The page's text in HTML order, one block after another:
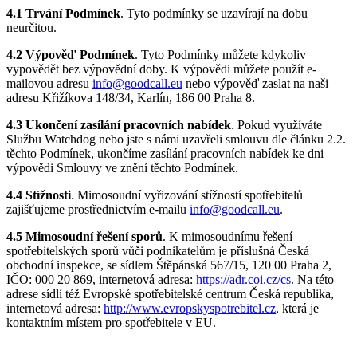
4.1 Trvání Podmínek. Tyto podmínky se uzavírají na dobu
neurčitou.
4.2 Výpověď Podmínek. Tyto Podmínky můžete kdykoliv
vypovědět bez výpovědní doby. K výpovědi můžete použít e-
mailovou adresu info@goodcall.eu nebo výpověď zaslat na naši
adresu Křižíkova 148/34, Karlín, 186 00 Praha 8.
4.3 Ukončení zasílání pracovních nabídek. Pokud využíváte
Službu Watchdog nebo jste s námi uzavřeli smlouvu dle článku 2.2.
těchto Podmínek, ukončíme zasílání pracovních nabídek ke dni
výpovědi Smlouvy ve znění těchto Podmínek.
4.4 Stížnosti. Mimosoudní vyřizování stížností spotřebitelů
zajišťujeme prostřednictvím e-mailu info@goodcall.eu.
4.5 Mimosoudní řešení sporů. K mimosoudnímu řešení
spotřebitelských sporů vůči podnikatelům je příslušná Česká
obchodní inspekce, se sídlem Štěpánská 567/15, 120 00 Praha 2,
IČO: 000 20 869, internetová adresa: https://adr.coi.cz/cs. Na této
adrese sídlí též Evropské spotřebitelské centrum Česká republika,
internetová adresa: http://www.evropskyspotrebitel.cz, která je
kontaktním místem pro spotřebitele v EU.